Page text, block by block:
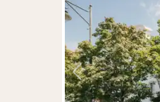
Vorige foto